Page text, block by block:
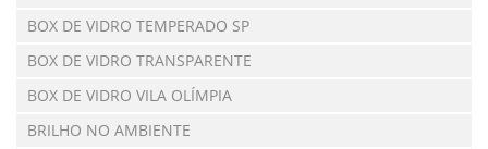
BOX DE VIDRO TEMPERADO SP
BOX DE VIDRO TRANSPARENTE
BOX DE VIDRO VILA OLÍMPIA
BRILHO NO AMBIENTE